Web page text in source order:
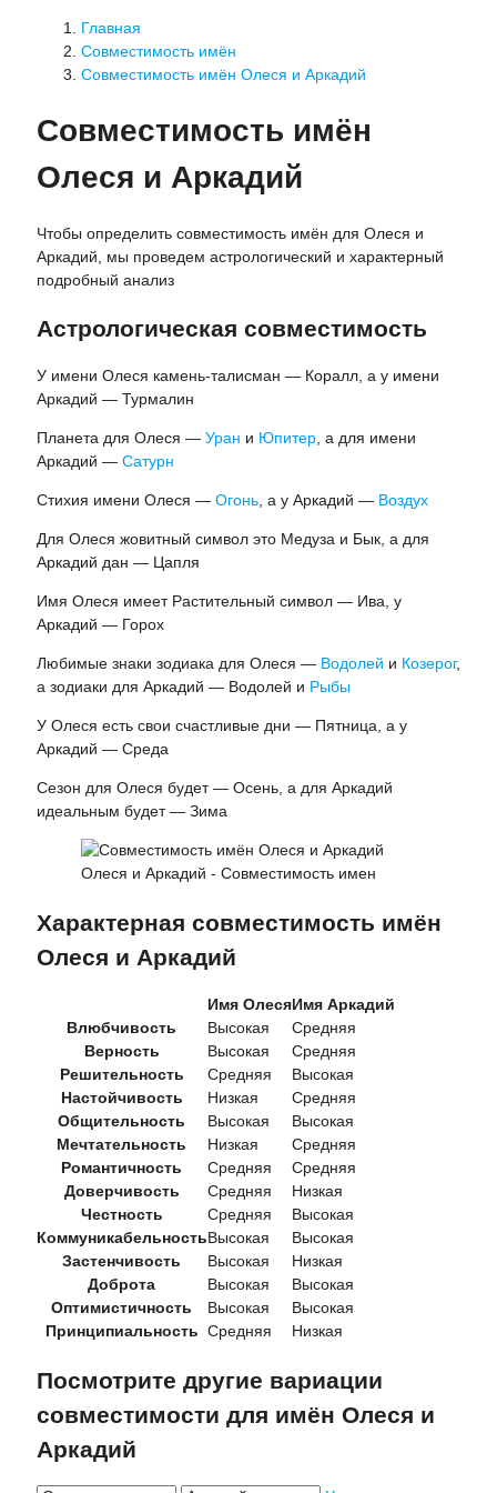
Главная
Совместимость имён
Совместимость имён Олеся и Аркадий
Совместимость имён
Олеся и Аркадий
Чтобы определить совместимость имён для Олеся и
Аркадий, мы проведем астрологический и характерный
подробный анализ
Астрологическая совместимость
У имени Олеся камень-талисман — Коралл, а у имени
Аркадий — Турмалин
Планета для Олеся — Уран и Юпитер, а для имени
Аркадий — Сатурн
Стихия имени Олеся — Огонь, а у Аркадий — Воздух
Для Олеся жовитный символ это Медуза и Бык, а для
Аркадий дан — Цапля
Имя Олеся имеет Растительный символ — Ива, у
Аркадий — Горох
Любимые знаки зодиака для Олеся — Водолей и Козерог,
а зодиаки для Аркадий — Водолей и Рыбы
У Олеся есть свои счастливые дни — Пятница, а у
Аркадий — Среда
Сезон для Олеся будет — Осень, а для Аркадий
идеальным будет — Зима
Олеся и Аркадий - Совместимость имен
Характерная совместимость имён
Олеся и Аркадий
Имя ОлесяИмя Аркадий
Влюбчивость
Высокая
Средняя
Верность
Высокая
Средняя
Решительность
Средняя
Высокая
Настойчивость
Низкая
Средняя
Общительность
Высокая
Высокая
Мечтательность
Низкая
Средняя
Романтичность
Средняя
Средняя
Доверчивость
Средняя
Низкая
Честность
Средняя
Высокая
КоммуникабельностьВысокая
Высокая
Застенчивость
Высокая
Низкая
Доброта
Высокая
Высокая
Оптимистичность
Высокая
Высокая
Принципиальность Средняя Низкая
Посмотрите другие вариации
совместимости для имён Олеся и
Аркадий